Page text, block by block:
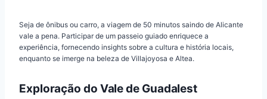
Seja de ônibus ou carro, a viagem de 50 minutos saindo de Alicante
vale a pena. Participar de um passeio guiado enriquece a
experiência, fornecendo insights sobre a cultura e história locais,
enquanto se imerge na beleza de Villajoyosa e Altea.
Exploração do Vale de Guadalest